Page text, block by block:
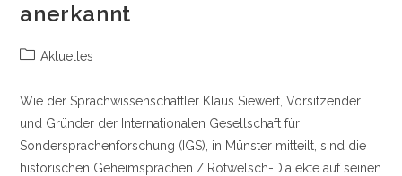
anerkannt
Beitrags-
Aktuelles
Wie der Sprachwissenschaftler Klaus Siewert, Vorsitzender
und Gründer der Internationalen Gesellschaft für
Sondersprachenforschung (IGS), in Münster mitteilt, sind die
historischen Geheimsprachen / Rotwelsch-Dialekte auf seinen